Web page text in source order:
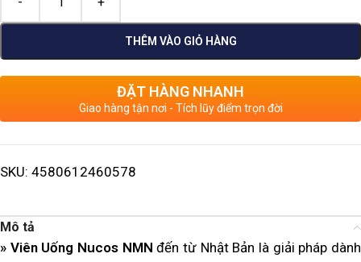
THÊM VÀO GIỎ HÀNG
ĐẶT HÀNG NHANH
Giao hàng tận nơi - Tích lũy điểm trọn đời
SKU: 4580612460578
Mô tả
» Viên Uống Nucos NMNđến từ Nhật Bản là giải pháp dành